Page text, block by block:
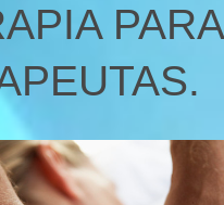
PARA